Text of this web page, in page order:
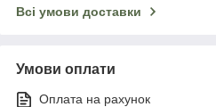
Всі умови доставки
Умови оплати
Оплата на рахунок